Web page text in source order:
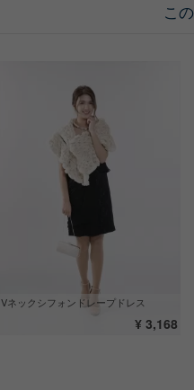
こ
Vネックシフォンドレープドレス
¥ 3,168